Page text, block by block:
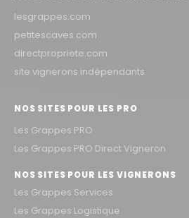
lesgrappes.com
petitescaves.com
directpropriete.com
site vignerons indépendants
NOS SITES POUR LES PRO
Les Grappes PRO
Les Grappes PRO Direct Vigneron
NOS SITES POUR LES VIGNERONS
Les Grappes Services
Les Grappes Logistique